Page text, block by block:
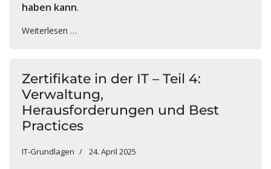
haben kann.
Weiterlesen …
Zertifikate in der IT – Teil 4:
Verwaltung,
Herausforderungen und Best
Practices
IT-Grundlagen 24. April 2025